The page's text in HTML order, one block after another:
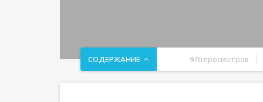
СОДЕРЖАНИЕ 976 просмотров